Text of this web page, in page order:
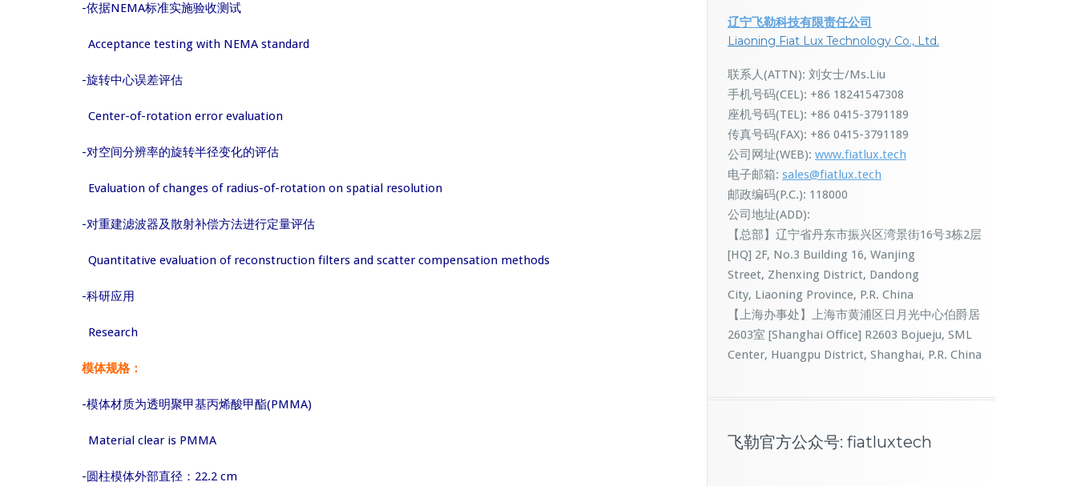
-依据NEMA标准实施验收测试
Acceptance testing with NEMA standard
-旋转中心误差评估
Center-of-rotation error evaluation
-对空间分辨率的旋转半径变化的评估
Evaluation of changes of radius-of-rotation on spatial resolution
-对重建滤波器及散射补偿方法进行定量评估
Quantitative evaluation of reconstruction filters and scatter compensation methods
-科研应用
Research
模体规格：
-模体材质为透明聚甲基丙烯酸甲酯(PMMA)
Material clear is PMMA
-圆柱模体外部直径：22.2 cm
辽宁飞勒科技有限责任公司
Liaoning Fiat Lux Technology Co., Ltd.
联系人(ATTN): 刘女士/Ms.Liu
手机号码(CEL): +86 18241547308
座机号码(TEL): +86 0415-3791189
传真号码(FAX): +86 0415-3791189
公司网址(WEB): www.fiatlux.tech
电子邮箱: sales@fiatlux.tech
邮政编码(P.C.): 118000
公司地址(ADD):
【总部】辽宁省丹东市振兴区湾景街16号3栋2层
[HQ] 2F, No.3 Building 16, Wanjing
Street, Zhenxing District, Dandong
City, Liaoning Province, P.R. China
【上海办事处】上海市黄浦区日月光中心伯爵居
2603室 [Shanghai Office] R2603 Bojueju, SML
Center, Huangpu District, Shanghai, P.R. China
飞勒官方公众号: fiatluxtech